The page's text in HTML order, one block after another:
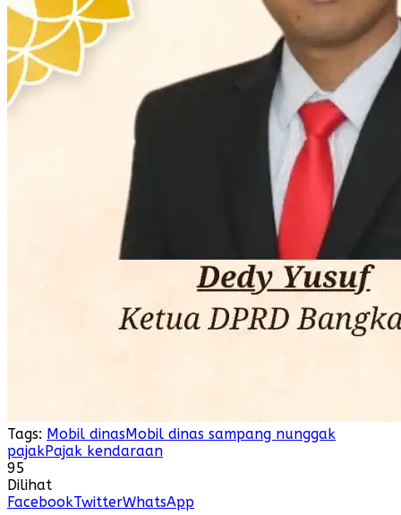
Tags: Mobil dinasMobil dinas sampang nunggak
pajakPajak kendaraan
95
Dilihat
FacebookTwitterWhatsApp